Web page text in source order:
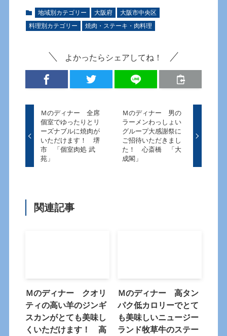
地域別カテゴリー 大阪府
大阪市中央区
料理別カテゴリー
焼肉・ステーキ・肉料理
よかったらシェアしてね！
Ｍのディナー 全席
個室でゆったりとリ
ーズナブルに焼肉が
いただけます！ 堺
市 「個室肉処 武
苑」
Ｍのディナー 男の
ラーメンわっしょい
グループ大感謝祭に
ご招待いただきまし
た！ 心斎橋 「大
成閣」
関連記事
Ｍのディナー クオリ
ティの高い羊のジンギ
スカンがとても美味し
くいただけます！ 高
Ｍのディナー 高タン
パク低カロリーでとて
も美味しいニュージー
ランド牧草牛のステー